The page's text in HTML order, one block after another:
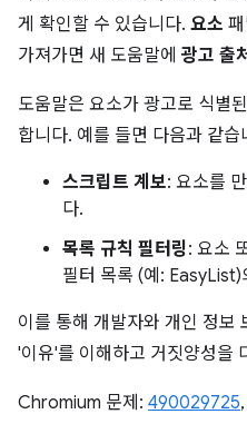
게 확인할 수 있습니다. 요소
가져가면 새 도움말에광고 출처
도움말은 요소가 광고로 식별
합니다. 예를 들면 다음과 같습
스크립트 계보: 요소를
다.
목록 규칙 필터링: 요소
필터 목록 (예: EasyList)
이를 통해 개발자와 개인 정보
'이유'를 이해하고 거짓양성을
Chromium 문제: 490029725,